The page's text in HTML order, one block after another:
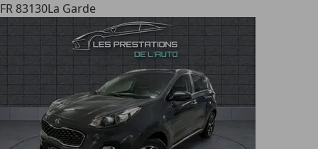
FR 83130La Garde